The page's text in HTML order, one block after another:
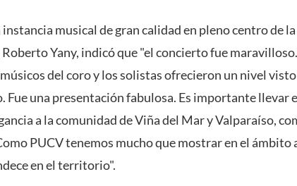
musical de gran calidad en pleno centro de
Roberto Yany, indicó que "el concierto fue
del coro y los solistas ofrecieron un nivel
Fue una presentación fabulosa. Es importante llevar
a la comunidad de Viña del Mar y Valparaíso,
PUCV tenemos mucho que mostrar en el
en el territorio".